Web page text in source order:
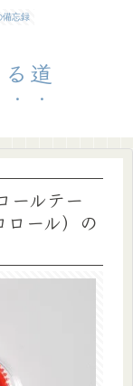
備忘録
道
ールテー
ロール）の